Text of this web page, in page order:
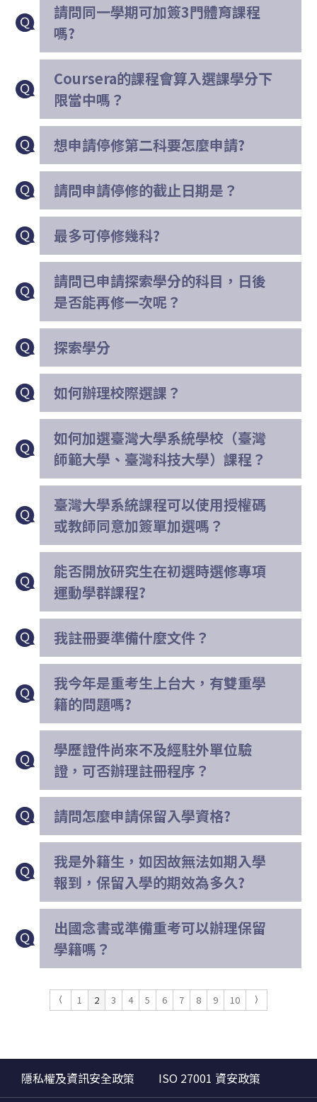
請問同一學期可加簽3門體育課程
嗎?
Coursera的課程會算入選課學分下
限當中嗎？
想申請停修第二科要怎麼申請?
請問申請停修的截止日期是？
最多可停修幾科?
請問已申請探索學分的科目，日後
是否能再修一次呢？
探索學分
如何辦理校際選課？
如何加選臺灣大學系統學校（臺灣
師範大學、臺灣科技大學）課程？
臺灣大學系統課程可以使用授權碼
或教師同意加簽單加選嗎？
能否開放研究生在初選時選修專項
運動學群課程?
我註冊要準備什麼文件？
我今年是重考生上台大，有雙重學
籍的問題嗎?
學歷證件尚來不及經駐外單位驗
證，可否辦理註冊程序？
請問怎麼申請保留入學資格?
我是外籍生，如因故無法如期入學
報到，保留入學的期效為多久?
出國念書或準備重考可以辦理保留
學籍嗎？
1 2 3 4 5 6 7 8 9 10
隱私權及資訊安全政策 ISO 27001 資安政策